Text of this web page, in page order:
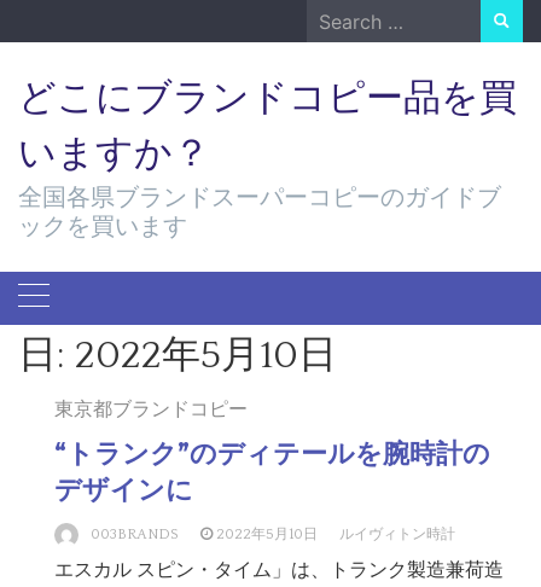
to
Search
for:
どこにブランドコピー品を買
いますか？
全国各県ブランドスーパーコピーのガイドブ
ックを買います
日: 2022年5月10日
東京都ブランドコピー
“トランク”のディテールを腕時計の
デザインに
003BRANDS 2022年5月10日 ルイヴィトン時計
エスカル スピン・タイム」は、トランク製造兼荷造